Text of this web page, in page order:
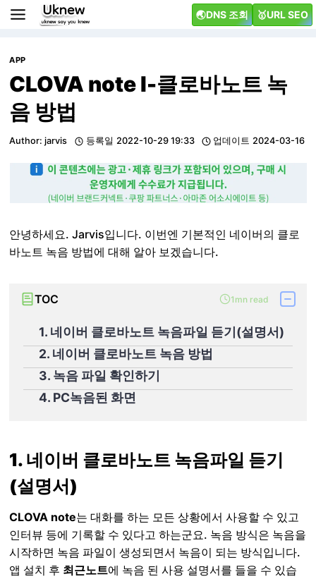
Skip
🌏DNS 조회 🥇URL SEO
APP
CLOVA note Ⅰ-클로바노트 녹
음 방법
Author: jarvis 등록일 2022-10-29 19:33 업데이트 2024-03-16
안녕하세요. Jarvis입니다. 이번엔 기본적인 네이버의 클로
바노트 녹음 방법에 대해 알아 보겠습니다.
TOC 1mn read
1. 네이버 클로바노트 녹음파일 듣기(설명서)
2. 네이버 클로바노트 녹음 방법
3. 녹음 파일 확인하기
4. PC녹음된 화면
1. 네이버 클로바노트 녹음파일 듣기
(설명서)
CLOVA note는 대화를 하는 모든 상황에서 사용할 수 있고
인터뷰 등에 기록할 수 있다고 하는군요. 녹음 방식은 녹음을
시작하면 녹음 파일이 생성되면서 녹음이 되는 방식입니다.
앱 설치 후 최근노트에 녹음 된 사용 설명서를 들을 수 있습